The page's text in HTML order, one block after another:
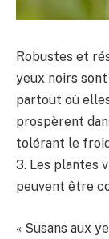
Robustes et
yeux noirs
partout où
prospèrent
tolérant le
3. Les plantes
peuvent être
« Susans aux